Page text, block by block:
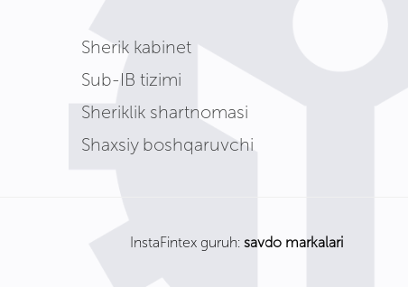
Sherik kabinet
Sub-IB tizimi
Sheriklik shartnomasi
Shaxsiy boshqaruvchi
InstaFintex guruh: savdo markalari